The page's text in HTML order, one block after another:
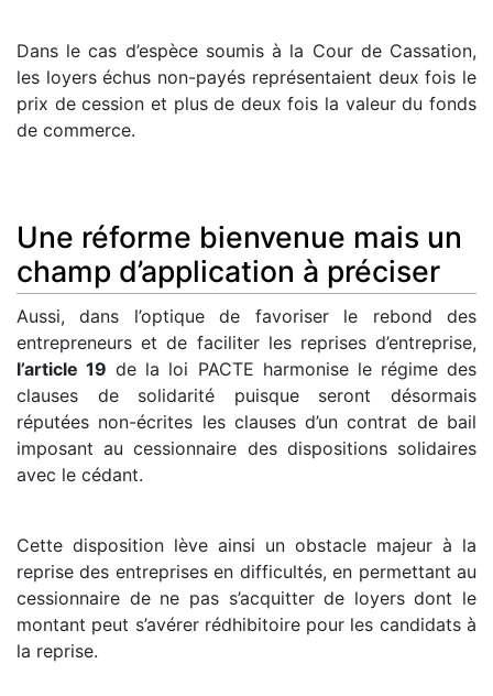
Dans le cas d’espèce soumis à la Cour de Cassation,
les loyers échus non-payés représentaient deux fois le
prix de cession et plus de deux fois la valeur du fonds
de commerce.
Une réforme bienvenue mais un
champ d’application à préciser
Aussi, dans l’optique de favoriser le rebond des
entrepreneurs et de faciliter les reprises d’entreprise,
l’article 19 de la loi PACTE harmonise le régime des
clauses de solidarité puisque seront désormais
réputées non-écrites les clauses d’un contrat de bail
imposant au cessionnaire des dispositions solidaires
avec le cédant.
Cette disposition lève ainsi un obstacle majeur à la
reprise des entreprises en difficultés, en permettant au
cessionnaire de ne pas s’acquitter de loyers dont le
montant peut s’avérer rédhibitoire pour les candidats à
la reprise.